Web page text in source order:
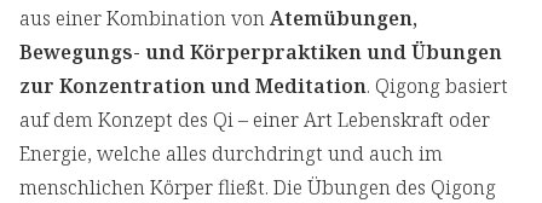
aus einer Kombination vonAtemübungen,
Bewegungs- und Körperpraktiken und Übungen
zur Konzentration und Meditation. Qigong basiert
auf dem Konzept des Qi – einer Art Lebenskraft oder
Energie, welche alles durchdringt und auch im
menschlichen Körper fließt. Die Übungen des Qigong